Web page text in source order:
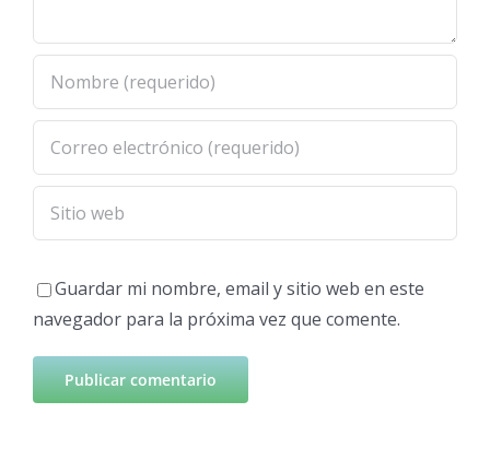
Guardar mi nombre, email y sitio web en este
navegador para la próxima vez que comente.